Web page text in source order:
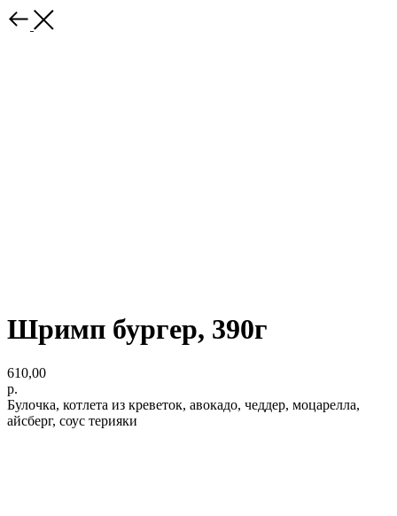
Шримп бургер, 390г
610,00
р.
Булочка, котлета из креветок, авокадо, чеддер, моцарелла,
айсберг, соус терияки